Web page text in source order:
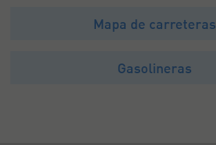
Mapa de carreteras
Gasolineras